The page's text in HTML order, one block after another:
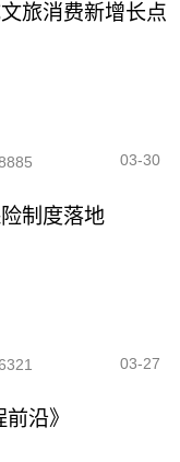
旅消费新增长点
03-30
制度落地
03-27
沿》